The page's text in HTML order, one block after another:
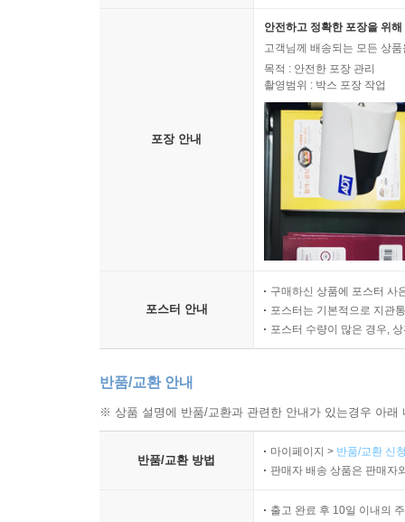
포장 안내
안전하고 정확한 포장을 위
고객님께 배송되는 모든 상
목적 : 안전한 포장 관리
촬영범위 : 박스 포장 작업
포스터 안내
구매하신 상품에 포스터 사
포스터는 기본적으로 지관
포스터 수량이 많은 경우,
반품/교환 안내
※ 상품 설명에 반품/교환과 관련한 안내가 있는경우 아
반품/교환 방법
마이페이지 > 반품/교환 신
판매자 배송 상품은 판매자
출고 완료 후 10일 이내의